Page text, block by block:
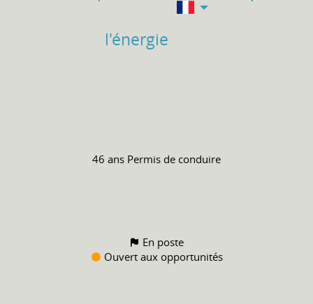
l'énergie
46 ans Permis de conduire
En poste
Ouvert aux opportunités